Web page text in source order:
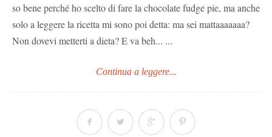
so bene perché ho scelto di fare la chocolate fudge pie, ma anche
solo a leggere la ricetta mi sono poi detta: ma sei mattaaaaaaa?
Non dovevi metterti a dieta? E va beh... ...
Continua a leggere...